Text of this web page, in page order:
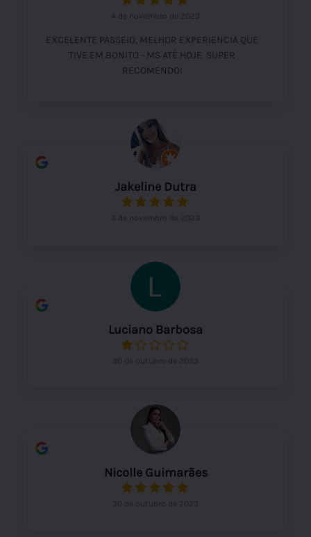
4 de novembro de 2023
EXCELENTE PASSEIO, MELHOR EXPERIENCIA QUE
TIVE EM BONITO - MS ATÉ HOJE. SUPER
RECOMENDO!
Jakeline Dutra
3 de novembro de 2023
Luciano Barbosa
30 de outubro de 2023
Nicolle Guimarães
30 de outubro de 2023